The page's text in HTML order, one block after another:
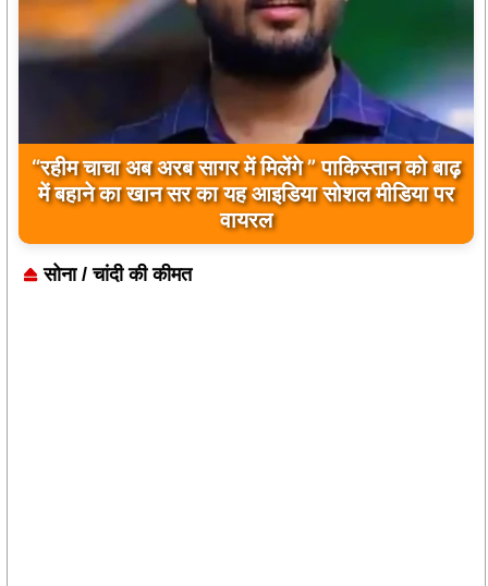
बिलावल भुट्टो द्वारा सिंधु नदी और भारत को लेकर दिए गए
बयान पर भारत के केंद्रीय मंत्रियों की कड़ी प्रतिक्रिया
सोना / चांदी की कीमत